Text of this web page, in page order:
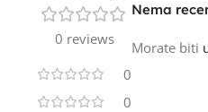
0 reviews
0
0
Nema
Morate biti